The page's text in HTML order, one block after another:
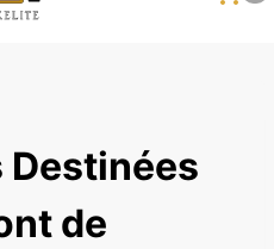
Destinées
de